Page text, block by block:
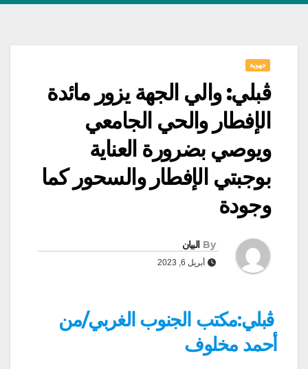
جهوية
ڨبلي: والي الجهة يزور مائدة
الإفطار والحي الجامعي
ويوصي بضرورة العناية
بوجبتي الإفطار والسحور كما
وجودة
By البيان
أبريل 6, 2023
ڨبلي:مكتب الجنوب الغربي/من
أحمد مخلوف